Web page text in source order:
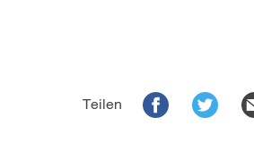
Teilen